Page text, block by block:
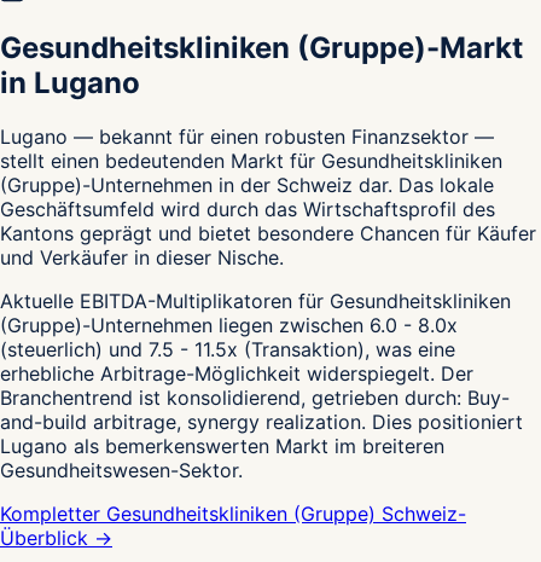
Gesundheitskliniken (Gruppe)-Markt
in Lugano
Lugano — bekannt für einen robusten Finanzsektor —
stellt einen bedeutenden Markt für Gesundheitskliniken
(Gruppe)-Unternehmen in der Schweiz dar. Das lokale
Geschäftsumfeld wird durch das Wirtschaftsprofil des
Kantons geprägt und bietet besondere Chancen für Käufer
und Verkäufer in dieser Nische.
Aktuelle EBITDA-Multiplikatoren für Gesundheitskliniken
(Gruppe)-Unternehmen liegen zwischen 6.0 - 8.0x
(steuerlich) und 7.5 - 11.5x (Transaktion), was eine
erhebliche Arbitrage-Möglichkeit widerspiegelt. Der
Branchentrend ist konsolidierend, getrieben durch: Buy-
and-build arbitrage, synergy realization. Dies positioniert
Lugano als bemerkenswerten Markt im breiteren
Gesundheitswesen-Sektor.
Kompletter Gesundheitskliniken (Gruppe) Schweiz-
Überblick →